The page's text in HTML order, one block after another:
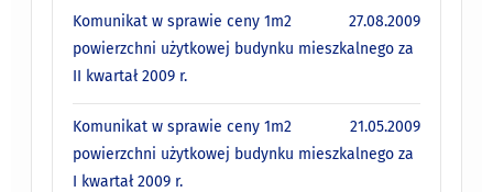
27.08.2009
Komunikat w sprawie ceny 1m2
powierzchni użytkowej budynku mieszkalnego za
II kwartał 2009 r.
21.05.2009
Komunikat w sprawie ceny 1m2
powierzchni użytkowej budynku mieszkalnego za
I kwartał 2009 r.